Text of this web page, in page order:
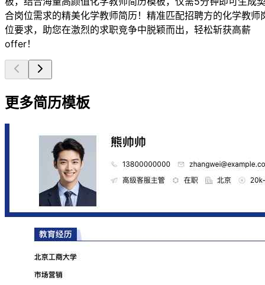
合岗位需求的精美化学教师简历！精准匹配招聘方的化学教师
位要求，助您在激烈的求职竞争中脱颖而出，轻松斩获高薪
offer！
更多简历模板